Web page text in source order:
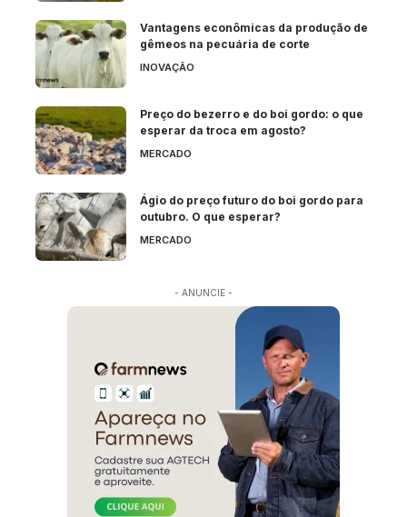
Vantagens econômicas da produção de
gêmeos na pecuária de corte
INOVAÇÃO
Preço do bezerro e do boi gordo: o que
esperar da troca em agosto?
MERCADO
Ágio do preço futuro do boi gordo para
outubro. O que esperar?
MERCADO
- ANUNCIE -